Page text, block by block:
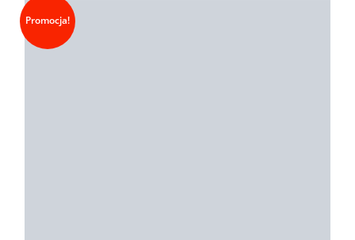
Promocja!